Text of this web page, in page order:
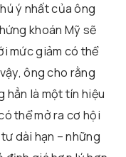
ý nhất của ông
khoán Mỹ sẽ
mức giảm có thể
ông cho rằng
hẳn là một tín hiệu
thể mở ra cơ hội
dài hạn – những